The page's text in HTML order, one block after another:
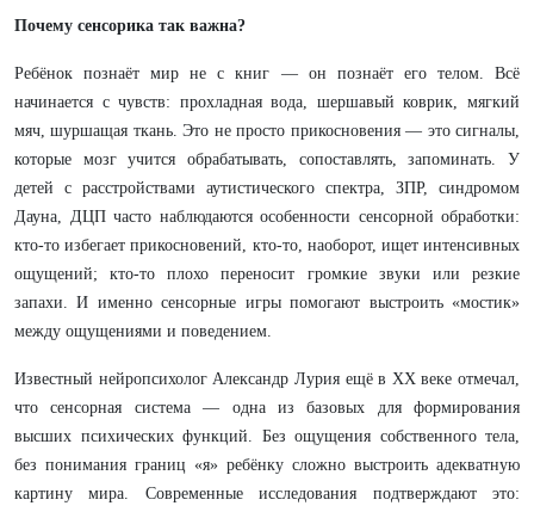
Почему сенсорика так важна?
Ребёнок познаёт мир не с книг — он познаёт его телом. Всё
начинается с чувств: прохладная вода, шершавый коврик, мягкий
мяч, шуршащая ткань. Это не просто прикосновения — это сигналы,
которые мозг учится обрабатывать, сопоставлять, запоминать. У
детей с расстройствами аутистического спектра, ЗПР, синдромом
Дауна, ДЦП часто наблюдаются особенности сенсорной обработки:
кто-то избегает прикосновений, кто-то, наоборот, ищет интенсивных
ощущений; кто-то плохо переносит громкие звуки или резкие
запахи. И именно сенсорные игры помогают выстроить «мостик»
между ощущениями и поведением.
Известный нейропсихолог Александр Лурия ещё в XX веке отмечал,
что сенсорная система — одна из базовых для формирования
высших психических функций. Без ощущения собственного тела,
без понимания границ «я» ребёнку сложно выстроить адекватную
картину мира. Современные исследования подтверждают это: